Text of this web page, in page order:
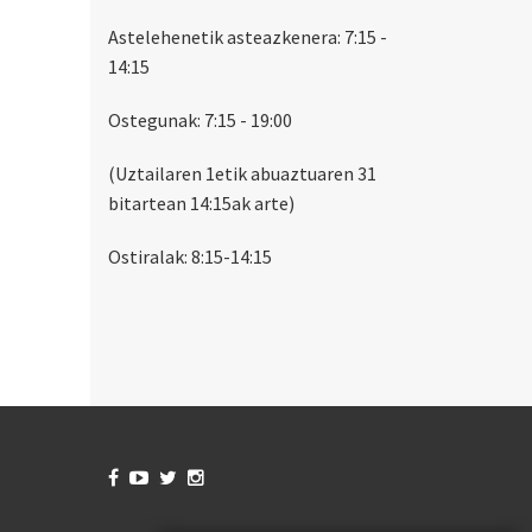
Astelehenetik asteazkenera: 7:15 -
14:15
Ostegunak: 7:15 - 19:00
(Uztailaren 1etik abuaztuaren 31
bitartean 14:15ak arte)
Ostiralak: 8:15-14:15
   